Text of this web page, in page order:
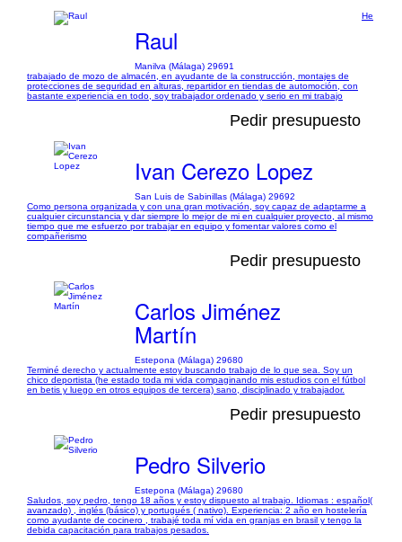
Raul
Manilva (Málaga) 29691
He
trabajado de mozo de almacén, en ayudante de la construcción, montajes de
protecciones de seguridad en alturas, repartidor en tiendas de automoción, con
bastante experiencia en todo, soy trabajador ordenado y serio en mi trabajo
Pedir presupuesto
Ivan Cerezo Lopez
San Luis de Sabinillas (Málaga) 29692
Como persona organizada y con una gran motivación, soy capaz de adaptarme a
cualquier circunstancia y dar siempre lo mejor de mi en cualquier proyecto, al mismo
tiempo que me esfuerzo por trabajar en equipo y fomentar valores como el
compañerismo
Pedir presupuesto
Carlos Jiménez
Martín
Estepona (Málaga) 29680
Terminé derecho y actualmente estoy buscando trabajo de lo que sea. Soy un
chico deportista (he estado toda mi vida compaginando mis estudios con el fútbol
en betis y luego en otros equipos de tercera) sano, disciplinado y trabajador.
Pedir presupuesto
Pedro Silverio
Estepona (Málaga) 29680
Saludos, soy pedro, tengo 18 años y estoy dispuesto al trabajo. Idiomas : español(
avanzado) , inglés (básico) y portugués ( nativo). Experiencia: 2 año en hostelería
como ayudante de cocinero , trabajé toda mí vida en granjas en brasil y tengo la
debida capacitación para trabajos pesados.